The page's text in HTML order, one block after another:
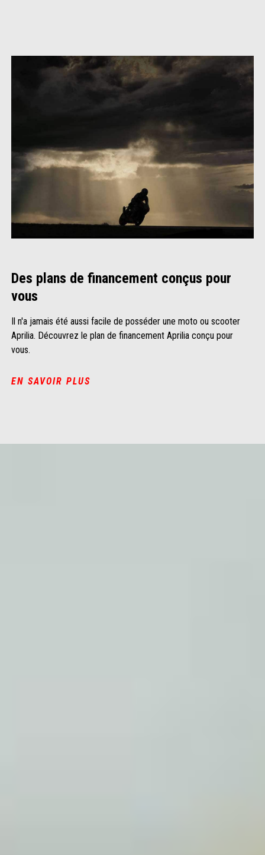
Des plans de financement conçus pour
vous
Il n'a jamais été aussi facile de posséder une moto ou scooter
Aprilia. Découvrez le plan de financement Aprilia conçu pour
vous.
EN SAVOIR PLUS